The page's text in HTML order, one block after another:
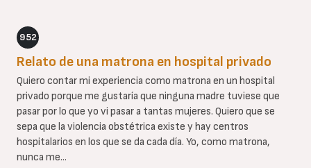
952
Relato de una matrona en hospital privado
Quiero contar mi experiencia como matrona en un hospital
privado porque me gustaría que ninguna madre tuviese que
pasar por lo que yo vi pasar a tantas mujeres. Quiero que se
sepa que la violencia obstétrica existe y hay centros
hospitalarios en los que se da cada día. Yo, como matrona,
nunca me...